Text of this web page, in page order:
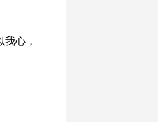
心，